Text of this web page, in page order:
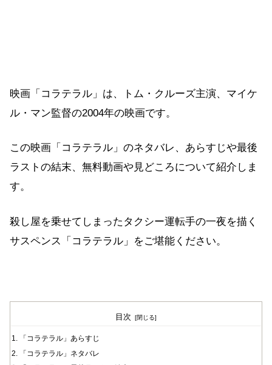
映画「コラテラル」は、トム・クルーズ主演、マイケ
ル・マン監督の2004年の映画です。
この映画「コラテラル」のネタバレ、あらすじや最後
ラストの結末、無料動画や見どころについて紹介しま
す。
殺し屋を乗せてしまったタクシー運転手の一夜を描く
サスペンス「コラテラル」をご堪能ください。
目次
「コラテラル」あらすじ
「コラテラル」ネタバレ